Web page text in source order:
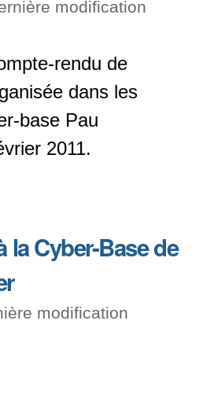
modification
rendu de
dans les
base Pau
2011.
la Cyber-Base de
modification